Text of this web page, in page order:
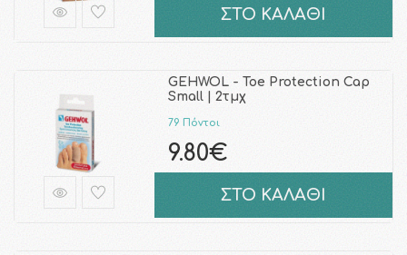
ΣΤΟ ΚΑΛΑΘΙ
GEHWOL - Toe Protection Cap
Small | 2τμχ
79 Πόντοι
9.80€
ΣΤΟ ΚΑΛΑΘΙ